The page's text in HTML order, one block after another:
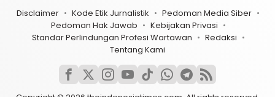
Disclaimer
Kode Etik Jurnalistik
Pedoman Media Siber
Pedoman Hak Jawab
Kebijakan Privasi
Standar Perlindungan Profesi Wartawan
Redaksi
Tentang Kami